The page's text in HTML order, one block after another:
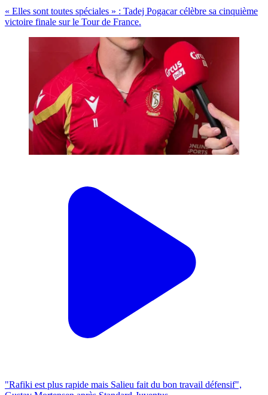
« Elles sont toutes spéciales » : Tadej Pogacar célèbre sa cinquième
victoire finale sur le Tour de France.
"Rafiki est plus rapide mais Salieu fait du bon travail défensif",